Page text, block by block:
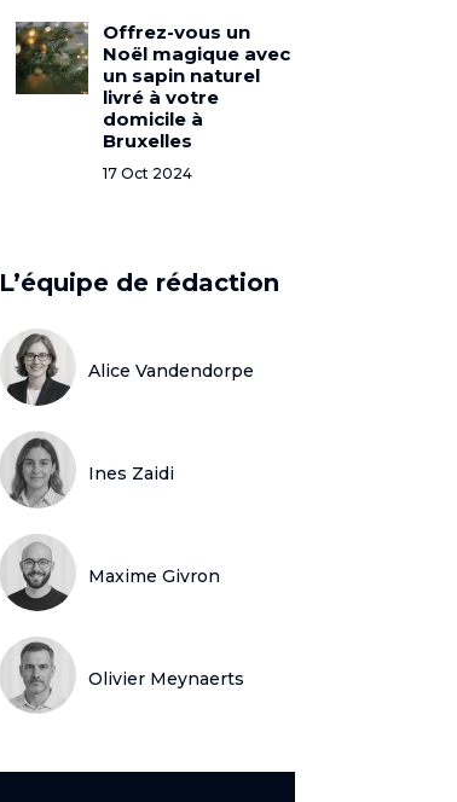
Offrez-vous un
Noël magique avec
un sapin naturel
livré à votre
domicile à
Bruxelles
17 Oct 2024
L’équipe de rédaction
Alice Vandendorpe
Ines Zaidi
Maxime Givron
Olivier Meynaerts